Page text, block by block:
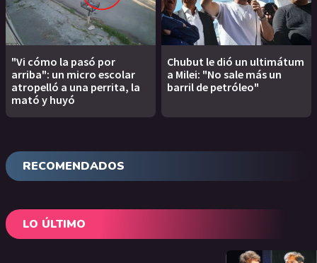
"Vi cómo la pasó por
arriba": un micro escolar
atropelló a una perrita, la
mató y huyó
Chubut le dió un ultimátum
a Milei: "No sale más un
barril de petróleo"
RECOMENDADOS
LO ÚLTIMO